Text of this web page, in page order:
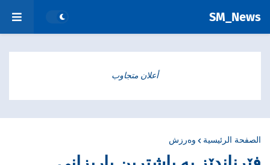
SM_News
أعلان متجاوب
الصفحة الرئيسية وەرزش